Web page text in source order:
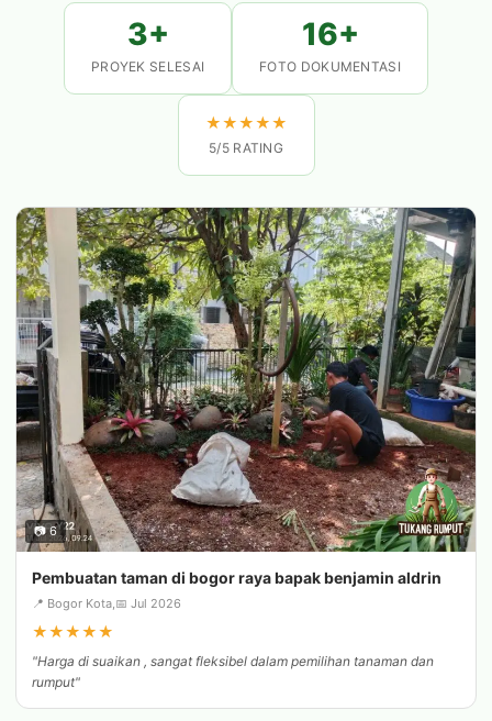
3+
PROYEK SELESAI
16+
FOTO DOKUMENTASI
★★★★★
5/5 RATING
📷 6
Pembuatan taman di bogor raya bapak benjamin aldrin
📍 Bogor Kota,📅 Jul 2026
★★★★★
"Harga di suaikan , sangat fleksibel dalam pemilihan tanaman dan
rumput"